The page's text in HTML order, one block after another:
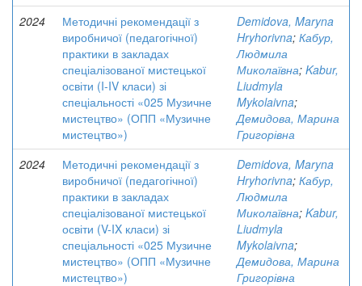
2024
Методичні рекомендації з
виробничої (педагогічної)
практики в закладах
спеціалізованої мистецької
освіти (I-IV класи) зі
спеціальності «025 Музичне
мистецтво» (ОПП «Музичне
мистецтво»)
Demidova, Maryna
Hryhorivna; Кабур,
Людмила
Миколаївна; Kabur,
Liudmyla
Mykolaivna;
Демидова, Марина
Григорівна
2024
Методичні рекомендації з
виробничої (педагогічної)
практики в закладах
спеціалізованої мистецької
освіти (V-IX класи) зі
спеціальності «025 Музичне
мистецтво» (ОПП «Музичне
мистецтво»)
Demidova, Maryna
Hryhorivna; Кабур,
Людмила
Миколаївна; Kabur,
Liudmyla
Mykolaivna;
Демидова, Марина
Григорівна